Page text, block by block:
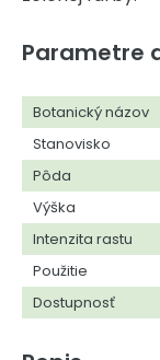
Parametre
Botanický názov
Stanovisko
Pôda
Výška
Intenzita rastu
Použitie
Dostupnosť